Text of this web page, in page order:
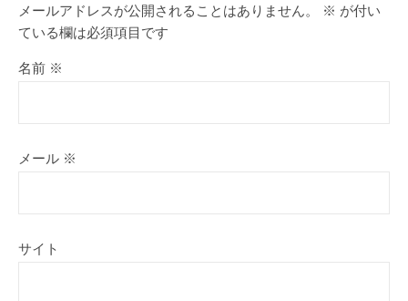
メールアドレスが公開されることはありません。 ※ が付い
ている欄は必須項目です
名前 ※
メール ※
サイト